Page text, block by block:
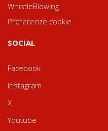
WhistleBlowing
Preferenze cookie
SOCIAL
Facebook
Instagram
X
Youtube